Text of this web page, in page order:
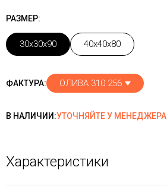
РАЗМЕР:
30x30x90 40x40x80
ФАКТУРА: ОЛИВА 310 256
В НАЛИЧИИ:УТОЧНЯЙТЕ У МЕНЕДЖЕРА
Характеристики